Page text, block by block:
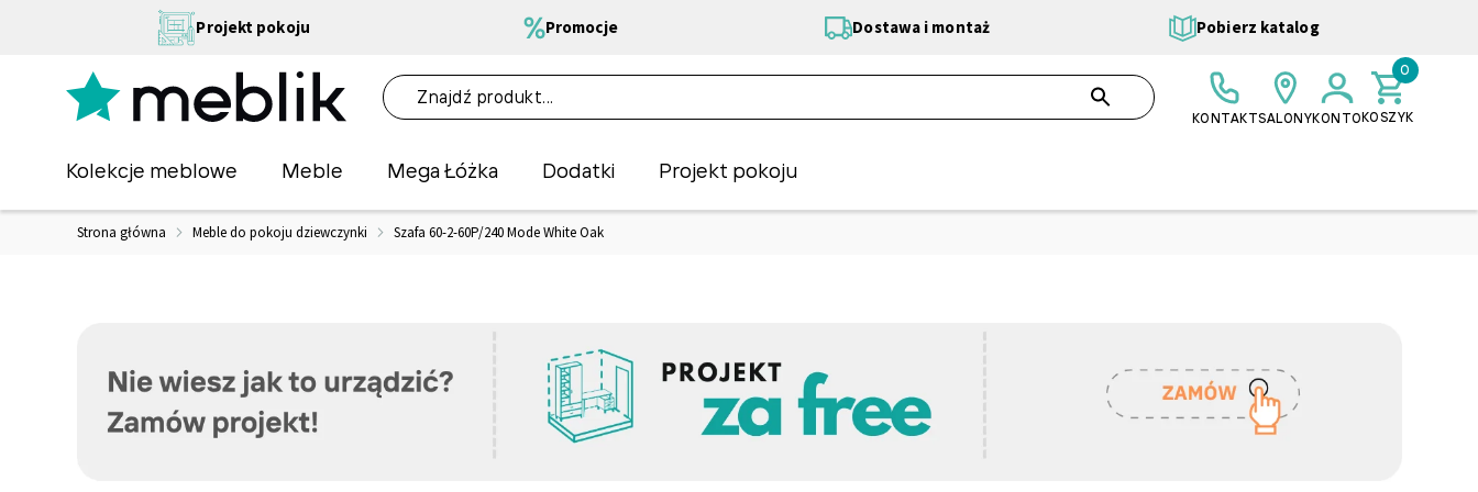
Projekt pokoju Promocje Dostawa i montaż Pobierz katalog
Kolekcje meblowe Meble Mega Łóżka Dodatki Projekt pokoju
SZUKAJ
KONTAKTSALONYKONTOKOSZYK
0,00 ZŁ
0
Strona główna Meble do pokoju dziewczynki Szafa 60-2-60P/240 Mode White Oak